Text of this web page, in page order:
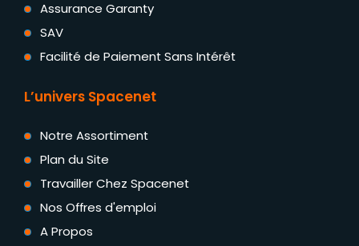
Assurance Garanty
SAV
Facilité de Paiement Sans Intérêt
L’univers Spacenet
Notre Assortiment
Plan du Site
Travailler Chez Spacenet
Nos Offres d'emploi
A Propos